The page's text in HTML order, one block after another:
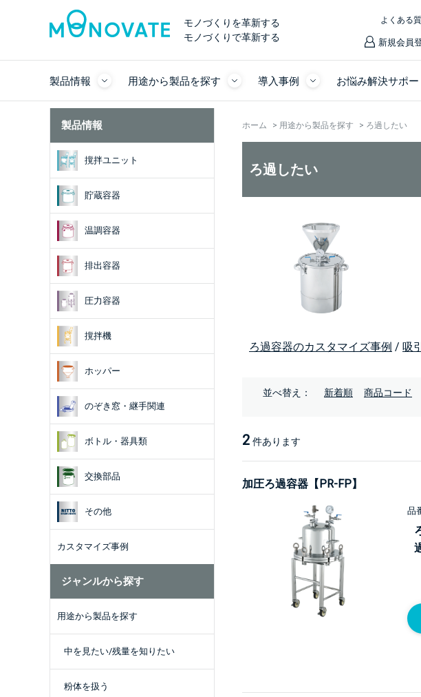
モノづくりを革新する
モノづくりで革新する
よくある
新規会員
製品情報 用途から製品を探す 導入事例 お悩み解決サポー
製品情報
撹拌ユニット
貯蔵容器
温調容器
排出容器
圧力容器
撹拌機
ホッパー
のぞき窓・継手関連
ボトル・器具類
交換部品
その他
カスタマイズ事例
ジャンルから探す
用途から製品を探す
中を見たい/残量を知りたい
粉体を扱う
ホーム > 用途から製品を探す > ろ過したい
ろ過したい
ろ過容器のカスタマイズ事例 / 吸
並べ替え： 新着順 商品コード
2 件あります
加圧ろ過容器【PR-FP】
品